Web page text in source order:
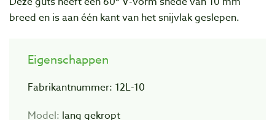
breed en is aan één kant van het snijvlak geslepen.
Eigenschappen
Fabrikantnummer: 12L-10
Model: lang gekropt